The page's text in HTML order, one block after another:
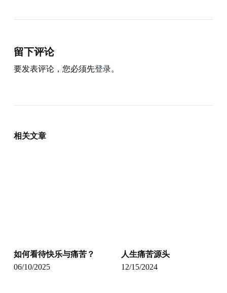
留下评论
要发表评论，您必须先登录。
相关文章
如何看待快乐与痛苦？
06/10/2025
人生痛苦源头
12/15/2024